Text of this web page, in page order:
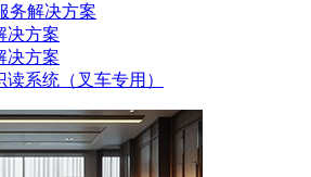
务解决方案
决方案
决方案
读系统（叉车专用）